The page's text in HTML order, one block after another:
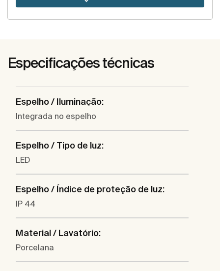
Especificações técnicas
Espelho / Iluminação:
Integrada no espelho
Espelho / Tipo de luz:
LED
Espelho / Índice de proteção de luz:
IP 44
Material / Lavatório:
Porcelana